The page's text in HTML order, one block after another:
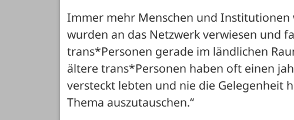
Immer mehr Menschen und
wurden an das Netzwerk verwiesen und
trans*Personen gerade im ländlichen
ältere trans*Personen haben oft einen
versteckt lebten und nie die Gelegenheit
Thema auszutauschen.“